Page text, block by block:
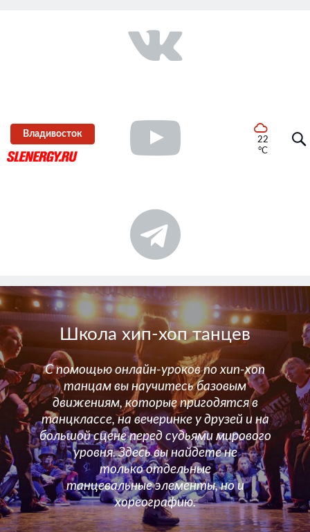
Владивосток
22
°C
Школа хип-хоп танцев
С помощью онлайн-уроков по хип-хоп
танцам вы научитесь базовым
движениям, которые пригодятся в
танцклассе, на вечеринке у друзей и на
большой сцене перед судьями мирового
уровня. Здесь вы найдете не
только отдельные
танцевальные элементы, но и
хореографию.